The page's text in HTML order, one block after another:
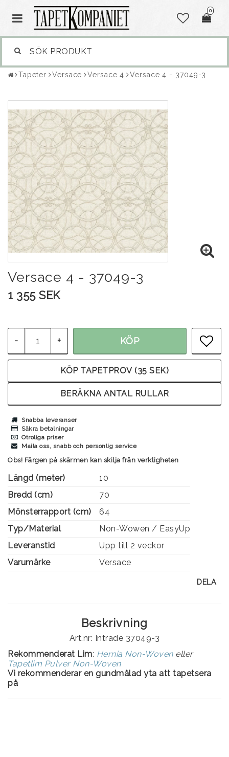
0
Tapeter Versace Versace 4 Versace 4 - 37049-3
Versace 4 - 37049-3
1 355 SEK
- + KÖP
BERÄKNA ANTAL RULLAR
KÖP TAPETPROV (35 SEK)
Snabba leveranser
Säkra betalningar
Otroliga priser
Maila oss, snabb och personlig service
Obs! Färgen på skärmen kan skilja från verkligheten
Längd (meter)
10
Bredd (cm)
70
Mönsterrapport (cm)
64
Typ/Material
Non-Wowen / EasyUp
Leveranstid
Upp till 2 veckor
Varumärke
Versace
DELA
Beskrivning
Art.nr: Intrade 37049-3
Rekommenderat Lim: Hernia Non-Woveneller
Tapetlim Pulver Non-Woven
Vi rekommenderar en gundmålad yta att tapetsera
på